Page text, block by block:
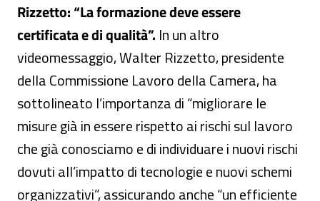
Rizzetto: “La formazione deve essere
certificata e di qualità”. In un altro
videomessaggio, Walter Rizzetto, presidente
della Commissione Lavoro della Camera, ha
sottolineato l’importanza di “migliorare le
misure già in essere rispetto ai rischi sul lavoro
che già conosciamo e di individuare i nuovi rischi
dovuti all’impatto di tecnologie e nuovi schemi
organizzativi”, assicurando anche “un efficiente